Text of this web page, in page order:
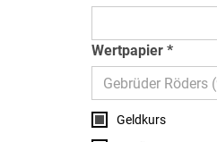
Wertpapier
Geldkurs